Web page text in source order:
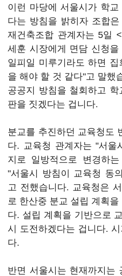
이런 마당에 서울시가 학
다는 방침을 밝히자 조합
재건축조합 관계자는 5일
세훈 시장에게 면담 신청
일피일 미루기라도 하면
을 해야 할 것 같다"고 말했
공공지 방침을 철회하고
판을 짓겠다는 겁니다.
분교를 추진하던 교육청도
다. 교육청 관계자는 "서울
지로 일방적으로 변경하
"서울시 방침이 교육청 동
고 전했습니다. 교육청은
로 한산중 분교 설립 계획을
다. 설립 계획을 기반으로
시 도전하겠다는 겁니다.
다.
반면 서울시는 현재까지는